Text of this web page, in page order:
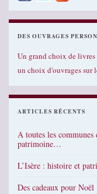
DES OUVRAGES
Un grand choix de
un choix d'ouvrages sur
ARTICLES RÉCENTS
A toutes les communes
patrimoine…
L’Isère : histoire et
Des cadeaux pour Noël